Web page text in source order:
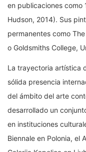
en publicaciones como
Hudson, 2014). Sus
permanentes como
o Goldsmiths College,
La trayectoria artística
sólida presencia
del ámbito del arte
desarrollado un
en instituciones
Biennale en Polonia, el